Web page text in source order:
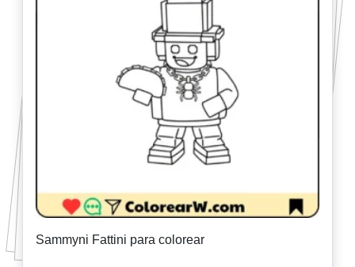
Sammyni Fattini para colorear